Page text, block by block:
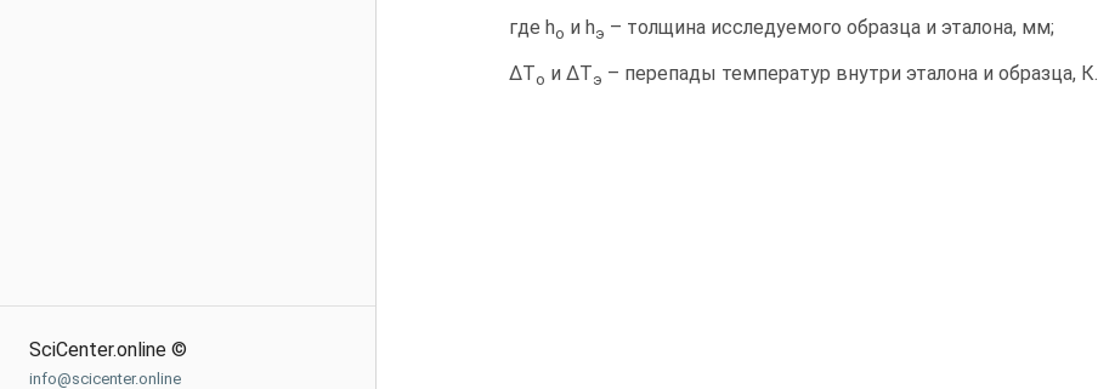
SciCenter.online ©
info@scicenter.online
где hо и hэ – толщина исследуемого образца и эталона, мм;
ΔТо и ΔТэ – перепады температур внутри эталона и образца, К.